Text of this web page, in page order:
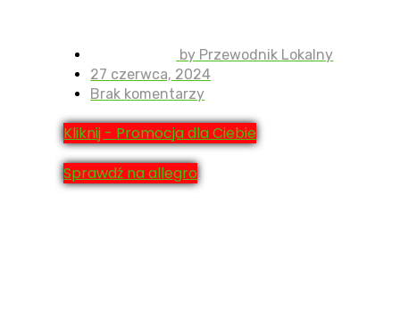
by Przewodnik Lokalny
27 czerwca, 2024
Brak komentarzy
Kliknij - Promocja dla Ciebie
Sprawdź na allegro